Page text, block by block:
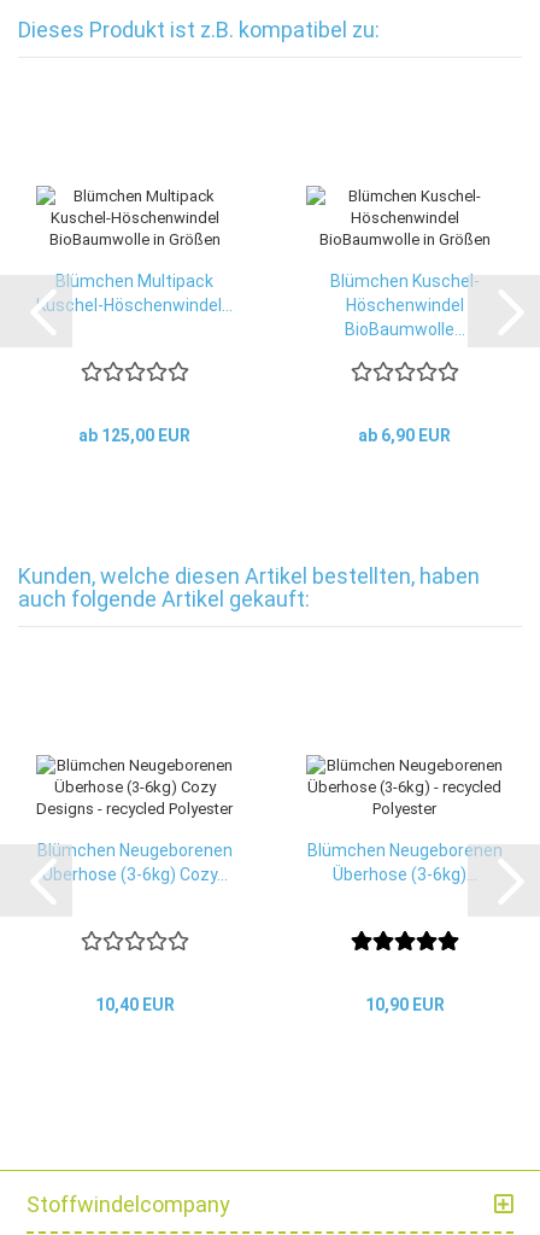
Dieses Produkt ist z.B. kompatibel zu:
Blümchen Multipack
Kuschel-Höschenwindel...
ab 125,00 EUR
Blümchen Kuschel-
Höschenwindel
BioBaumwolle...
ab 6,90 EUR
Kunden, welche diesen Artikel bestellten, haben
auch folgende Artikel gekauft:
Blümchen Neugeborenen
Überhose (3-6kg) Cozy...
10,40 EUR
Blümchen Neugeborenen
Überhose (3-6kg)...
10,90 EUR
Stoffwindelcompany